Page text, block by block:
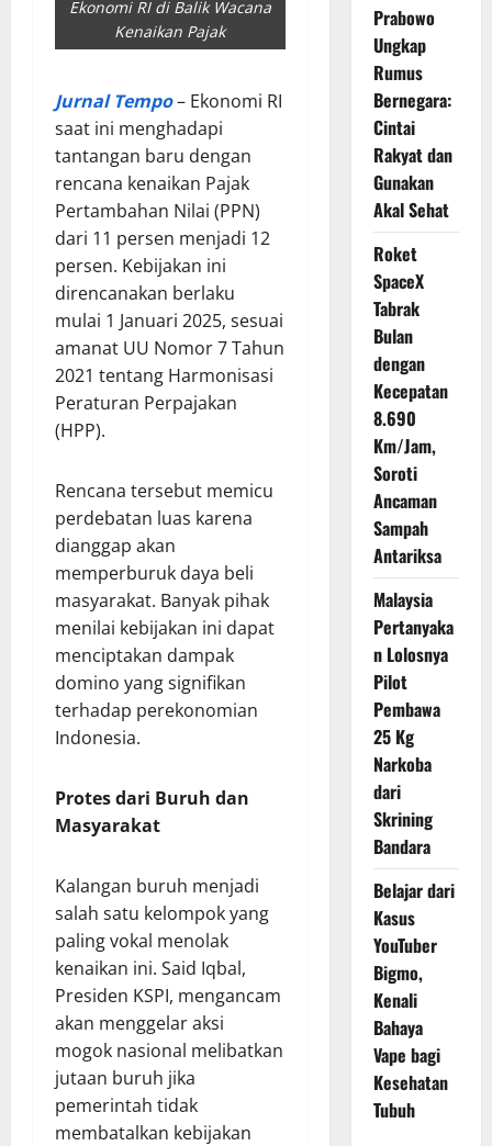
Ekonomi RI di Balik Wacana
Kenaikan Pajak
Jurnal Tempo– Ekonomi RI
saat ini menghadapi
tantangan baru dengan
rencana kenaikan Pajak
Pertambahan Nilai (PPN)
dari 11 persen menjadi 12
persen. Kebijakan ini
direncanakan berlaku
mulai 1 Januari 2025, sesuai
amanat UU Nomor 7 Tahun
2021 tentang Harmonisasi
Peraturan Perpajakan
(HPP).
Rencana tersebut memicu
perdebatan luas karena
dianggap akan
memperburuk daya beli
masyarakat. Banyak pihak
menilai kebijakan ini dapat
menciptakan dampak
domino yang signifikan
terhadap perekonomian
Indonesia.
Protes dari Buruh dan
Masyarakat
Kalangan buruh menjadi
salah satu kelompok yang
paling vokal menolak
kenaikan ini. Said Iqbal,
Presiden KSPI, mengancam
akan menggelar aksi
mogok nasional melibatkan
jutaan buruh jika
pemerintah tidak
membatalkan kebijakan
Prabowo
Ungkap
Rumus
Bernegara:
Cintai
Rakyat dan
Gunakan
Akal Sehat
Roket
SpaceX
Tabrak
Bulan
dengan
Kecepatan
8.690
Km/Jam,
Soroti
Ancaman
Sampah
Antariksa
Malaysia
Pertanyaka
n Lolosnya
Pilot
Pembawa
25 Kg
Narkoba
dari
Skrining
Bandara
Belajar dari
Kasus
YouTuber
Bigmo,
Kenali
Bahaya
Vape bagi
Kesehatan
Tubuh